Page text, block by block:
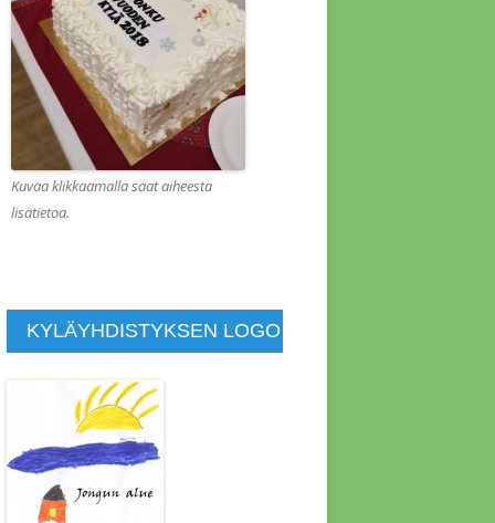
1.2.2022
1.8.2013
10.1.2014
10.10.2015
10.4.2011
12.4.2015
13.6.2014
14.11.2015
Kuvaa klikkaamalla saat aiheesta
lisätietoa.
KYLÄYHDISTYKSEN LOGO